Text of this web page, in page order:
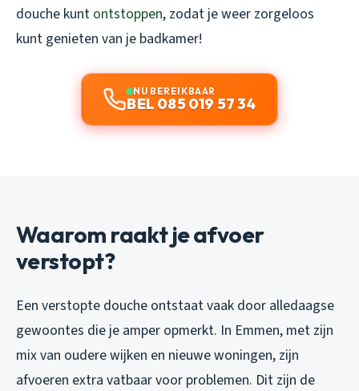
douche kunt ontstoppen, zodat je weer zorgeloos
kunt genieten van je badkamer!
NU BEREIKBAAR
BEL 085 019 57 34
Waarom raakt je afvoer
verstopt?
Een verstopte douche ontstaat vaak door alledaagse
gewoontes die je amper opmerkt. In Emmen, met zijn
mix van oudere wijken en nieuwe woningen, zijn
afvoeren extra vatbaar voor problemen. Dit zijn de